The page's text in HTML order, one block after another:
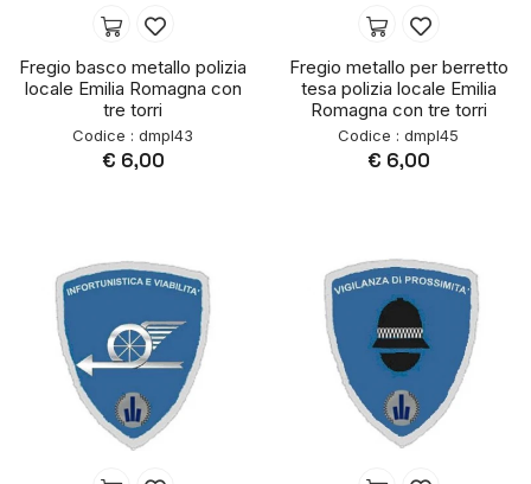
Fregio basco metallo polizia
locale Emilia Romagna con
tre torri
Codice : dmpl43
€ 6,00
Fregio metallo per berretto
tesa polizia locale Emilia
Romagna con tre torri
Codice : dmpl45
€ 6,00